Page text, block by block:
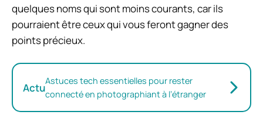
quelques noms qui sont moins courants, car ils
pourraient être ceux qui vous feront gagner des
points précieux.
ActuAstuces tech essentielles pour rester
connecté en photographiant à l’étranger